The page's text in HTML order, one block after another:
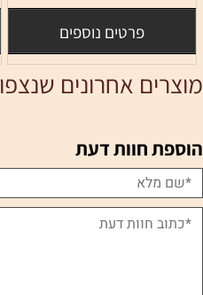
פרטים נוספים
מוצרים אחרונים שנצפו
הוספת חוות דעת